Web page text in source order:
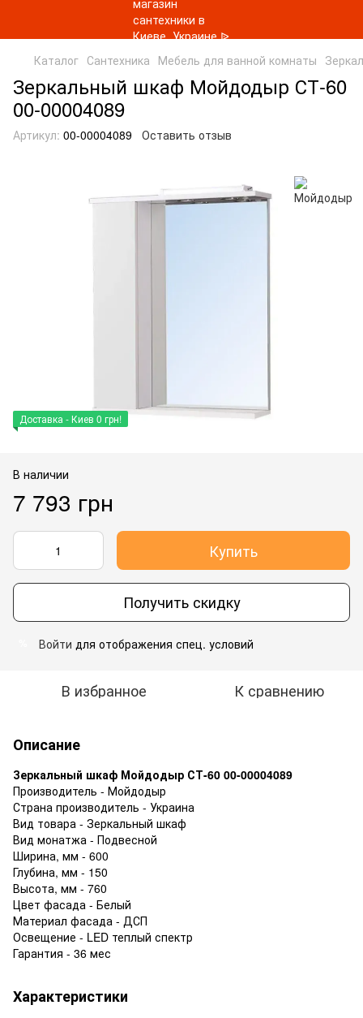
Каталог Сантехника Мебель для ванной комнаты
Зеркальный шкаф Мойдодыр СТ-60
00-00004089
Артикул: 00-00004089 Оставить отзыв
Доставка - Киев 0 грн!
В наличии
7 793 грн
Купить
Получить скидку
Войти для отображения спец. условий
В избранное К сравнению
Описание
Зеркальный шкаф Мойдодыр СТ-60 00-00004089
Производитель - Мойдодыр
Страна производитель - Украина
Вид товара - Зеркальный шкаф
Вид монатжа - Подвесной
Ширина, мм - 600
Глубина, мм - 150
Высота, мм - 760
Цвет фасада - Белый
Материал фасада - ДСП
Освещение - LED теплый спектр
Гарантия - 36 мес
Характеристики